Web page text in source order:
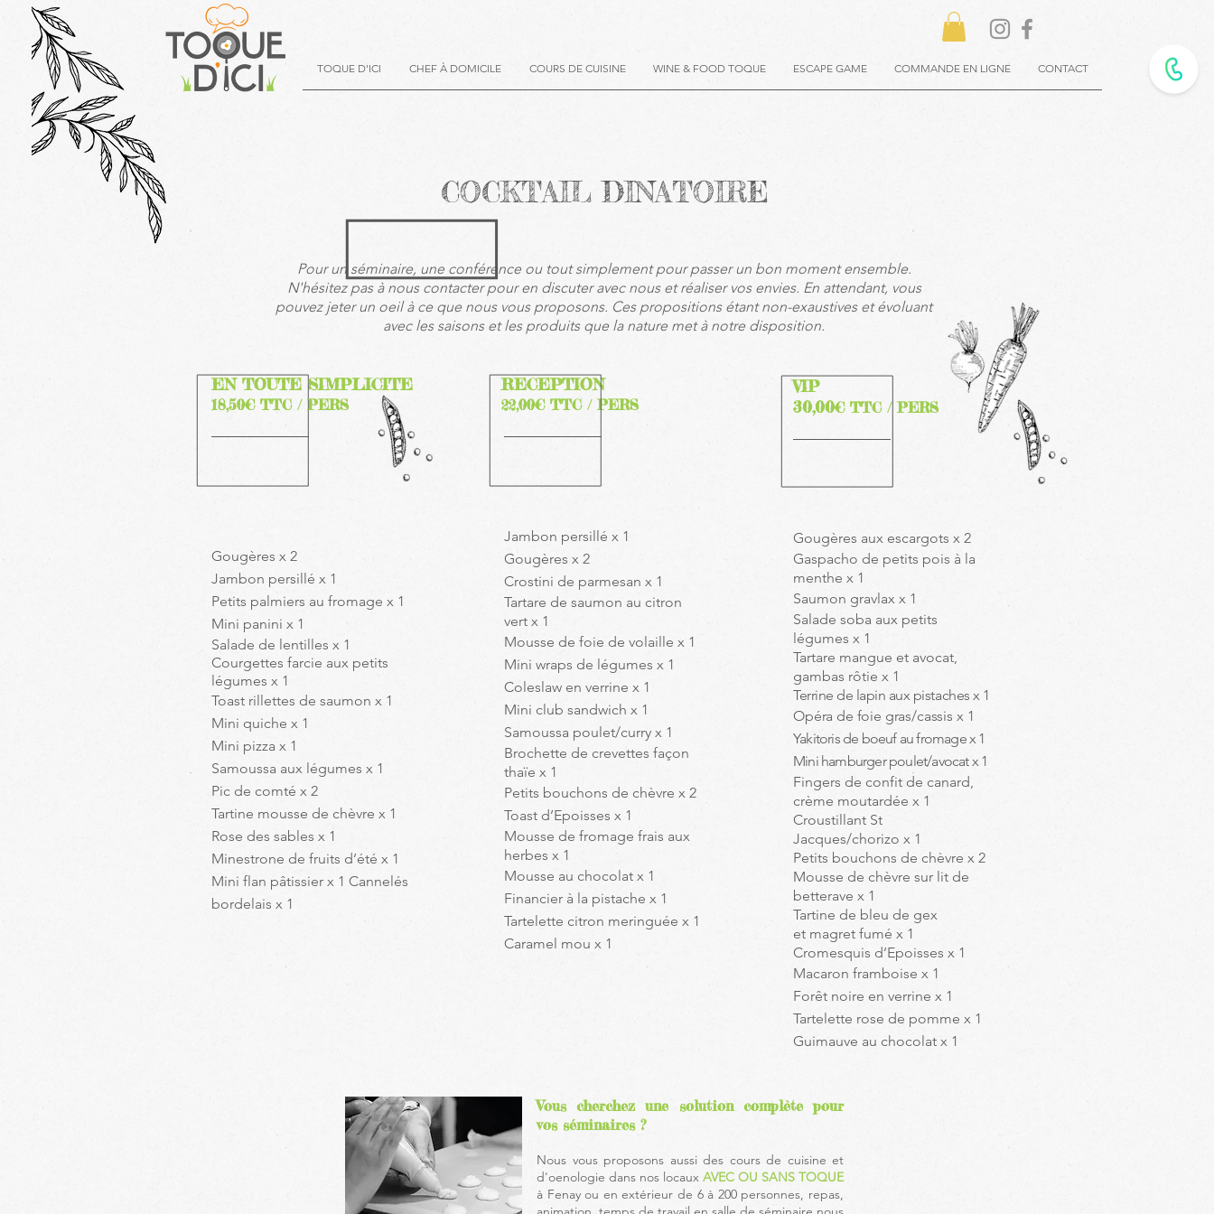
TOQUE D'ICI CHEF À DOMICILE COURS DE CUISINE WINE & FOOD TOQUE ESCAPE GAME COMMANDE EN LIGNE CONTACT
COCKTAIL DINATOIRE
VIP
30,00€ TTC / PERS
RECEPTION
22,00€ TTC / PERS
Gougères x 2
Jambon persillé x 1
Petits palmiers au fromage x 1
Mini panini x 1
Salade de lentilles x 1
Courgettes farcie aux petits
légumes x 1
Toast rillettes de saumon x 1
Mini quiche x 1
Mini pizza x 1
Samoussa aux légumes x 1
Pic de comté x 2
Tartine mousse de chèvre x 1
Rose des sables x 1
Minestrone de fruits d’été x 1
Mini flan pâtissier x 1 Cannelés
bordelais x 1
EN TOUTE SIMPLICITE
18,50€ TTC / PERS
Jambon persillé x 1
Gougères x 2
Crostini de parmesan x 1
Tartare de saumon au citron
vert x 1
Mousse de foie de volaille x 1
Mini wraps de légumes x 1
Coleslaw en verrine x 1
Mini club sandwich x 1
Samoussa poulet/curry x 1
Brochette de crevettes façon
thaïe x 1
Petits bouchons de chèvre x 2
Toast d’Epoisses x 1
Mousse de fromage frais aux
herbes x 1
Mousse au chocolat x 1
Financier à la pistache x 1
Tartelette citron meringuée x 1
Caramel mou x 1
Gougères aux escargots x 2
Gaspacho de petits pois à la
menthe x 1
Saumon gravlax x 1
Salade soba aux petits
légumes x 1
Tartare mangue et avocat,
gambas rôtie x 1
Terrine de lapin aux pistaches x 1
Opéra de foie gras/cassis x 1
Yakitoris de boeuf au fromage x 1
Mini hamburger poulet/avocat x 1
Fingers de confit de canard,
crème moutardée x 1
Croustillant St
Jacques/chorizo x 1
Petits bouchons de chèvre x 2
Mousse de chèvre sur lit de
betterave x 1
Tartine de bleu de gex
et magret fumé x 1
Cromesquis d’Epoisses x 1
Macaron framboise x 1
Forêt noire en verrine x 1
Tartelette rose de pomme x 1
Guimauve au chocolat x 1
Pour un séminaire, une conférence ou tout simplement pour passer un bon moment ensemble.
N'hésitez pas à nous contacter pour en discuter avec nous et réaliser vos envies. En attendant, vous
pouvez jeter un oeil à ce que nous vous proposons. Ces propositions étant non-exaustives et évoluant
avec les saisons et les produits que la nature met à notre disposition.
Vous cherchez une solution complète pour
vos séminaires ?
Nous vous proposons aussi des cours de cuisine et
d'oenologie dans nos locaux AVEC OU SANS TOQUE
à Fenay ou en extérieur de 6 à 200 personnes, repas,